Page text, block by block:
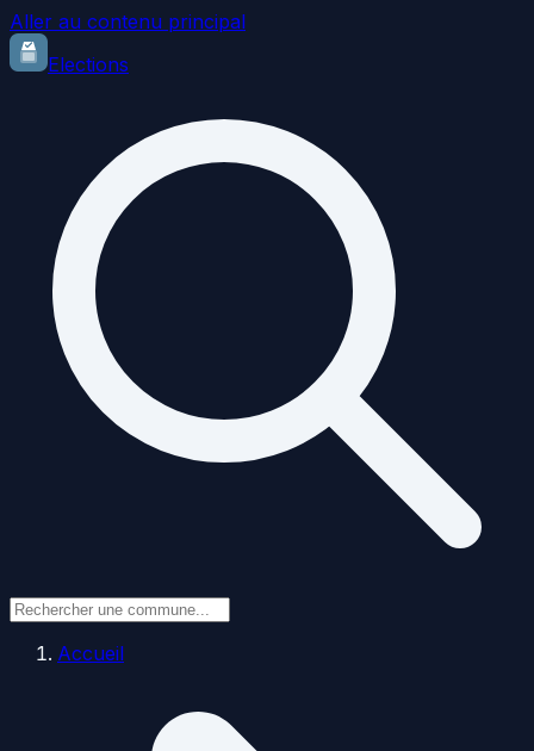
Aller au contenu principal
Elections
Accueil